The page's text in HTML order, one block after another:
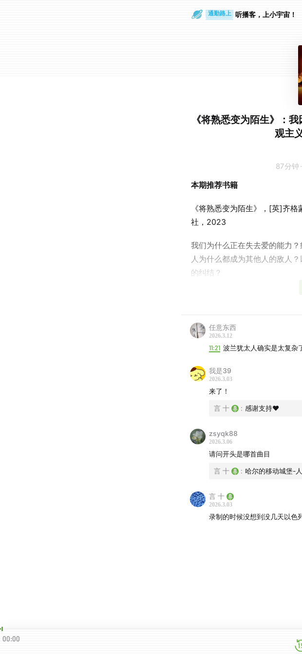
眼睛好累 听播客，上小宇宙！
《将熟悉变为陌生》：
观主
87分钟 ·
本期推荐书籍
《将熟悉变为陌生》，[英]齐
社，2023
我们为什么正在失去爱的能力
人为什么都成为其他人的敌人
的纠结？
他从不回避我们这个时代的重
庭、犹太性、道德、幸福、社
的智慧和常识，让熟悉的东西变
即使理智和洞察使人变为了一
使知道明天世界会毁灭，我还是
任意东西
2026.3.12
11:21 波兰犹太人确实是太复杂
我是39
2026.3.03
来了！
言 十 : 感谢支持❤
zsyqk88
2026.3.06
请问开头是哪首曲目
言 十 : 哈尔的移动城堡-
言 十
2026.3.03
录制的时候没想到没几天以色
00:00